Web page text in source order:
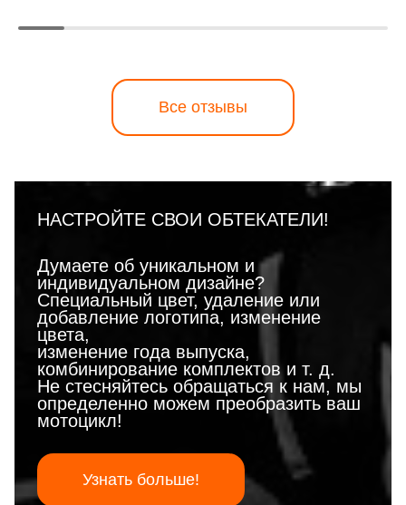
Все отзывы
НАСТРОЙТЕ СВОИ ОБТЕКАТЕЛИ!
Думаете об уникальном и
индивидуальном дизайне?
Специальный цвет, удаление или
добавление логотипа, изменение
цвета,
изменение года выпуска,
комбинирование комплектов и т. д.
Не стесняйтесь обращаться к нам, мы
определенно можем преобразить ваш
мотоцикл!
Узнать больше!